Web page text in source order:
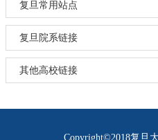
复旦常用站点
复旦院系链接
其他高校链接
Copyright©2018复旦